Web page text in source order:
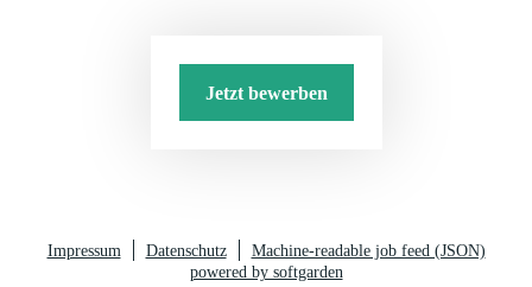
Jetzt bewerben
Impressum Datenschutz
Machine-readable job feed (JSON)
powered by softgarden